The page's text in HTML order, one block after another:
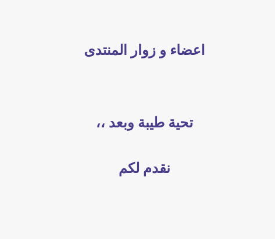
اعضاء و زوار المنتدى
تحية طيبة وبعد ،،
نقدم لكم